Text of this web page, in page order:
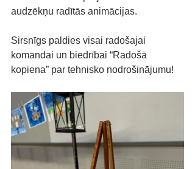
audzēkņu radītās animācijas.
Sirsnīgs paldies visai radošajai
komandai un biedrībai “Radošā
kopiena” par tehnisko nodrošinājumu!